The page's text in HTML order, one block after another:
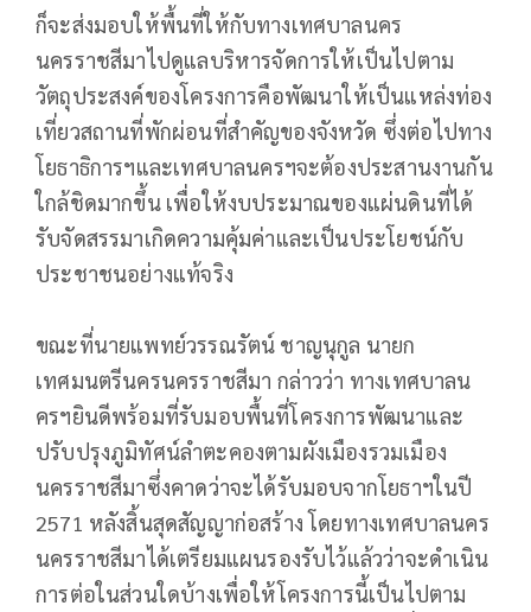
ก็จะส่งมอบให้พื้นที่ให้กับทางเทศบาลนคร
นครราชสีมาไปดูแลบริหารจัดการให้เป็นไปตาม
วัตถุประสงค์ของโครงการคือพัฒนาให้เป็นแหล่งท่อง
เที่ยวสถานที่พักผ่อนที่สำคัญของจังหวัด ซึ่งต่อไปทาง
โยธาธิการฯและเทศบาลนครฯจะต้องประสานงานกัน
ใกล้ชิดมากขึ้น เพื่อให้งบประมาณของแผ่นดินที่ได้
รับจัดสรรมาเกิดความคุ้มค่าและเป็นประโยชน์กับ
ประชาชนอย่างแท้จริง
ขณะที่นายแพทย์วรรณรัตน์ ชาญนุกูล นายก
เทศมนตรีนครนครราชสีมา กล่าวว่า ทางเทศบาลน
ครฯยินดีพร้อมที่รับมอบพื้นที่โครงการพัฒนาและ
ปรับปรุงภูมิทัศน์ลำตะคองตามผังเมืองรวมเมือง
นครราชสีมาซึ่งคาดว่าจะได้รับมอบจากโยธาฯในปี
2571 หลังสิ้นสุดสัญญาก่อสร้าง โดยทางเทศบาลนคร
นครราชสีมาได้เตรียมแผนรองรับไว้แล้วว่าจะดำเนิน
การต่อในส่วนใดบ้างเพื่อให้โครงการนี้เป็นไปตาม